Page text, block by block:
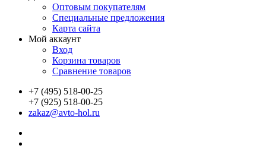
Оптовым покупателям
Специальные предложения
Карта сайта
Мой аккаунт
Вход
Корзина товаров
Сравнение товаров
+7 (495) 518-00-25
+7 (925) 518-00-25
zakaz@avto-hol.ru